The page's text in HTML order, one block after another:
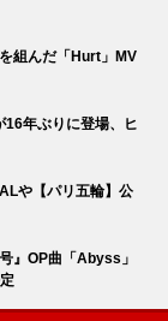
組んだ「Hurt」MV
16年ぶりに登場、ヒ
や【パリ五輪】公
』OP曲「Abyss」